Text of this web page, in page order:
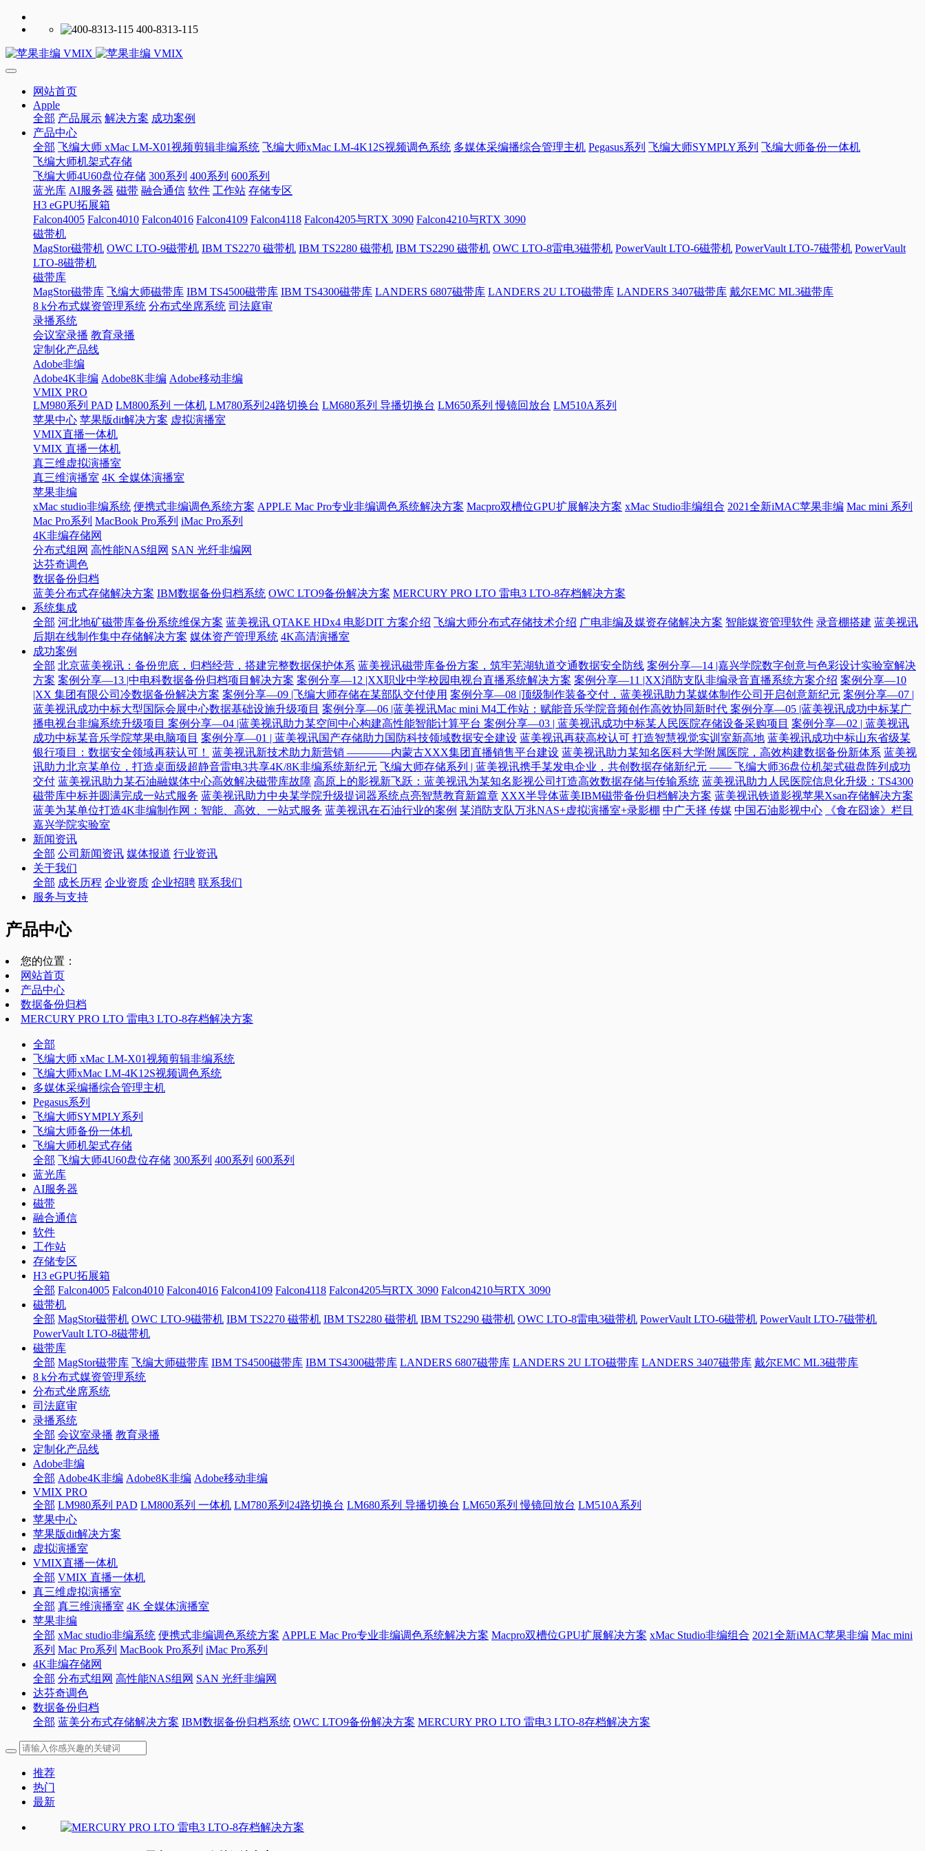
400-8313-115
网站首页
Apple
全部 产品展示 解决方案 成功案例
产品中心
全部 飞编大师 xMac LM-X01视频剪辑非编系统 飞编大师xMac LM-4K12S视频调色系统 多媒体采编播综合管理主机 Pegasus系列 飞编大师SYMPLY系列 飞编大师备份一体机
飞编大师机架式存储
飞编大师4U60盘位存储 300系列 400系列 600系列
蓝光库 AI服务器 磁带 融合通信 软件 工作站 存储专区
H3 eGPU拓展箱
Falcon4005 Falcon4010 Falcon4016 Falcon4109 Falcon4118 Falcon4205与RTX 3090 Falcon4210与RTX 3090
磁带机
MagStor磁带机 OWC LTO-9磁带机 IBM TS2270 磁带机 IBM TS2280 磁带机 IBM TS2290 磁带机 OWC LTO-8雷电3磁带机 PowerVault LTO-6磁带机 PowerVault LTO-7磁带机 PowerVault
LTO-8磁带机
磁带库
MagStor磁带库 飞编大师磁带库 IBM TS4500磁带库 IBM TS4300磁带库 LANDERS 6807磁带库 LANDERS 2U LTO磁带库 LANDERS 3407磁带库 戴尔EMC ML3磁带库
8 k分布式媒资管理系统 分布式坐席系统 司法庭审
录播系统
会议室录播 教育录播
定制化产品线
Adobe非编
Adobe4K非编 Adobe8K非编 Adobe移动非编
VMIX PRO
LM980系列 PAD LM800系列 一体机 LM780系列24路切换台 LM680系列 导播切换台 LM650系列 慢镜回放台 LM510A系列
苹果中心 苹果版dit解决方案 虚拟演播室
VMIX直播一体机
VMIX 直播一体机
真三维虚拟演播室
真三维演播室 4K 全媒体演播室
苹果非编
xMac studio非编系统 便携式非编调色系统方案 APPLE Mac Pro专业非编调色系统解决方案 Macpro双槽位GPU扩展解决方案 xMac Studio非编组合 2021全新iMAC苹果非编 Mac mini 系列
Mac Pro系列 MacBook Pro系列 iMac Pro系列
4K非编存储网
分布式组网 高性能NAS组网 SAN 光纤非编网
达芬奇调色
数据备份归档
蓝美分布式存储解决方案 IBM数据备份归档系统 OWC LTO9备份解决方案 MERCURY PRO LTO 雷电3 LTO-8存档解决方案
系统集成
全部 河北地矿磁带库备份系统维保方案 蓝美视讯 QTAKE HDx4 电影DIT 方案介绍 飞编大师分布式存储技术介绍 广电非编及媒资存储解决方案 智能媒资管理软件 录音棚搭建 蓝美视讯
后期在线制作集中存储解决方案 媒体资产管理系统 4K高清演播室
成功案例
全部 北京蓝美视讯：备份兜底，归档经营，搭建完整数据保护体系 蓝美视讯磁带库备份方案，筑牢芜湖轨道交通数据安全防线 案例分享—14 |嘉兴学院数字创意与色彩设计实验室解决
方案 案例分享—13 |中电科数据备份归档项目解决方案 案例分享—12 |XX职业中学校园电视台直播系统解决方案 案例分享—11 |XX消防支队非编录音直播系统方案介绍 案例分享—10
|XX 集团有限公司冷数据备份解决方案 案例分享—09 |飞编大师存储在某部队交付使用 案例分享—08 |顶级制作装备交付，蓝美视讯助力某媒体制作公司开启创意新纪元 案例分享—07 |
蓝美视讯成功中标大型国际会展中心数据基础设施升级项目 案例分享—06 |蓝美视讯Mac mini M4工作站：赋能音乐学院音频创作高效协同新时代​ 案例分享—05 |蓝美视讯成功中标某广
播电视台非编系统升级项目​ 案例分享—04 |蓝美视讯助力某空间中心构建高性能智能计算平台​ 案例分享—03 | 蓝美视讯成功中标某人民医院存储设备采购项目 案例分享—02 | 蓝美视讯
成功中标某音乐学院苹果电脑项目 案例分享—01 | 蓝美视讯国产存储助力国防科技领域数据安全建设 蓝美视讯再获高校认可 打造智慧视觉实训室新高地 蓝美视讯成功中标山东省级某
银行项目：数据安全领域再获认可！
蓝美视讯新技术助力新营销 ————内蒙古XXX集团直播销售平台建设 蓝美视讯助力某知名医科大学附属医院，高效构建数据备份新体系 蓝美视
讯助力北京某单位，打造桌面级超静音雷电3共享4K/8K非编系统新纪元 飞编大师存储系列 | 蓝美视讯携手某发电企业，共创数据存储新纪元 —— 飞编大师36盘位机架式磁盘阵列成功
交付 蓝美视讯助力某石油融媒体中心高效解决磁带库故障 高原上的影视新飞跃：蓝美视讯为某知名影视公司打造高效数据存储与传输系统 蓝美视讯助力人民医院信息化升级：TS4300
磁带库中标并圆满完成一站式服务 蓝美视讯助力中央某学院升级提词器系统点亮智慧教育新篇章 XXX半导体蓝美IBM磁带备份归档解决方案 蓝美视讯铁道影视苹果Xsan存储解决方案
蓝美为某单位打造4K非编制作网：智能、高效、一站式服务 蓝美视讯在石油行业的案例 某消防支队万兆NAS+虚拟演播室+录影棚 中广天择 传媒 中国石油影视中心
《食在囧途》栏目
嘉兴学院实验室
新闻资讯
全部 公司新闻资讯 媒体报道 行业资讯
关于我们
全部 成长历程 企业资质 企业招聘 联系我们
服务与支持
产品中心
您的位置：
网站首页
产品中心
数据备份归档
MERCURY PRO LTO 雷电3 LTO-8存档解决方案
全部
飞编大师 xMac LM-X01视频剪辑非编系统
飞编大师xMac LM-4K12S视频调色系统
多媒体采编播综合管理主机
Pegasus系列
飞编大师SYMPLY系列
飞编大师备份一体机
飞编大师机架式存储
全部 飞编大师4U60盘位存储 300系列 400系列 600系列
蓝光库
AI服务器
磁带
融合通信
软件
工作站
存储专区
H3 eGPU拓展箱
全部 Falcon4005 Falcon4010 Falcon4016 Falcon4109 Falcon4118 Falcon4205与RTX 3090 Falcon4210与RTX 3090
磁带机
全部 MagStor磁带机 OWC LTO-9磁带机 IBM TS2270 磁带机 IBM TS2280 磁带机 IBM TS2290 磁带机 OWC LTO-8雷电3磁带机 PowerVault LTO-6磁带机 PowerVault LTO-7磁带机
PowerVault LTO-8磁带机
磁带库
全部 MagStor磁带库 飞编大师磁带库 IBM TS4500磁带库 IBM TS4300磁带库 LANDERS 6807磁带库 LANDERS 2U LTO磁带库 LANDERS 3407磁带库 戴尔EMC ML3磁带库
8 k分布式媒资管理系统
分布式坐席系统
司法庭审
录播系统
全部 会议室录播 教育录播
定制化产品线
Adobe非编
全部 Adobe4K非编 Adobe8K非编 Adobe移动非编
VMIX PRO
全部 LM980系列 PAD LM800系列 一体机 LM780系列24路切换台 LM680系列 导播切换台 LM650系列 慢镜回放台 LM510A系列
苹果中心
苹果版dit解决方案
虚拟演播室
VMIX直播一体机
全部 VMIX 直播一体机
真三维虚拟演播室
全部 真三维演播室 4K 全媒体演播室
苹果非编
全部 xMac studio非编系统 便携式非编调色系统方案 APPLE Mac Pro专业非编调色系统解决方案 Macpro双槽位GPU扩展解决方案 xMac Studio非编组合 2021全新iMAC苹果非编 Mac mini
系列 Mac Pro系列 MacBook Pro系列 iMac Pro系列
4K非编存储网
全部 分布式组网 高性能NAS组网 SAN 光纤非编网
达芬奇调色
数据备份归档
全部 蓝美分布式存储解决方案 IBM数据备份归档系统 OWC LTO9备份解决方案 MERCURY PRO LTO 雷电3 LTO-8存档解决方案
推荐
热门
最新